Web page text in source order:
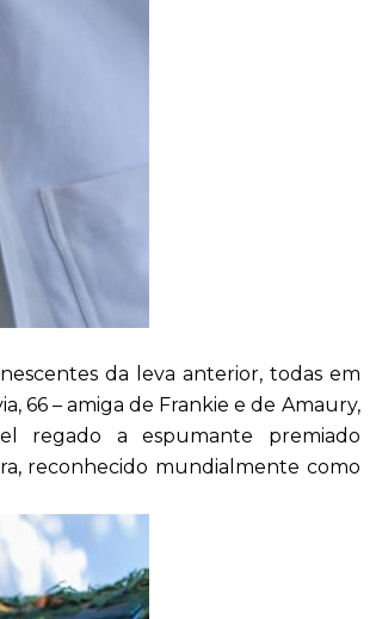
da leva anterior, todas em
66 – amiga de Frankie e de Amaury,
regado a espumante premiado
reconhecido mundialmente como